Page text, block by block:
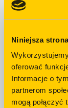
Niniejsza
oferować
Informacje o
partnerom
mogą